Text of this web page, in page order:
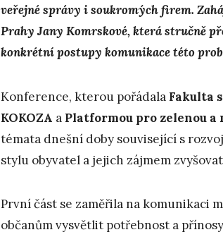
veřejné správy i soukromých firem.
Prahy Jany Komrskové, která stručně
konkrétní postupy komunikace této
Konference, kterou pořádala Fakulta
KOKOZA a Platformou pro zelenou
témata dnešní doby související s
stylu obyvatel a jejich zájmem
První část se zaměřila na komunikaci
občanům vysvětlit potřebnost a